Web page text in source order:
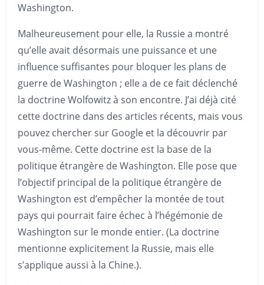
Washington.
Malheureusement pour elle, la Russie a montré
qu’elle avait désormais une puissance et une
influence suffisantes pour bloquer les plans de
guerre de Washington ; elle a de ce fait déclenché
la doctrine Wolfowitz à son encontre. J’ai déjà cité
cette doctrine dans des articles récents, mais vous
pouvez chercher sur Google et la découvrir par
vous-même. Cette doctrine est la base de la
politique étrangère de Washington. Elle pose que
l’objectif principal de la politique étrangère de
Washington est d’empêcher la montée de tout
pays qui pourrait faire échec à l’hégémonie de
Washington sur le monde entier. (La doctrine
mentionne explicitement la Russie, mais elle
s’applique aussi à la Chine.).